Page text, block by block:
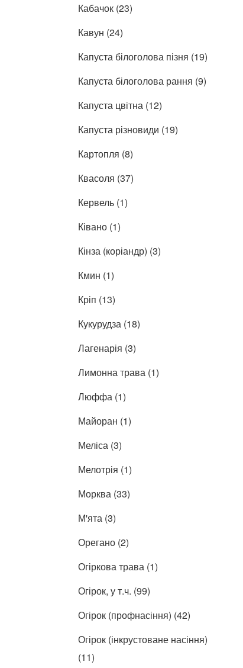
Кабачок (23)
Кавун (24)
Капуста білоголова пізня (19)
Капуста білоголова рання (9)
Капуста цвітна (12)
Капуста різновиди (19)
Картопля (8)
Квасоля (37)
Кервель (1)
Ківано (1)
Кінза (коріандр) (3)
Кмин (1)
Кріп (13)
Кукурудза (18)
Лагенарія (3)
Лимонна трава (1)
Люффа (1)
Майоран (1)
Меліса (3)
Мелотрія (1)
Морква (33)
М'ята (3)
Орегано (2)
Огіркова трава (1)
Огірок, у т.ч. (99)
Огірок (профнасіння) (42)
Огірок (інкрустоване насіння)
(11)